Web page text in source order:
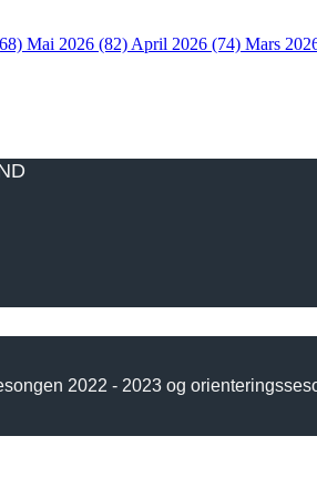
Mai 2026 (82) April 2026 (74) Mars
2022 - 2023 og